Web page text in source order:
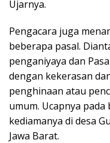
Ujarnya.
Pengacara juga
beberapa pasal.
penganiyaya dan
dengan kekerasan
penghinaan atau
umum. Ucapnya
kediamanya di desa
Jawa Barat.